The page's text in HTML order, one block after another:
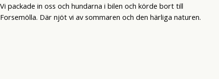
Vi packade in oss och hundarna i bilen och körde bort till
Forsemölla. Där njöt vi av sommaren och den härliga naturen.